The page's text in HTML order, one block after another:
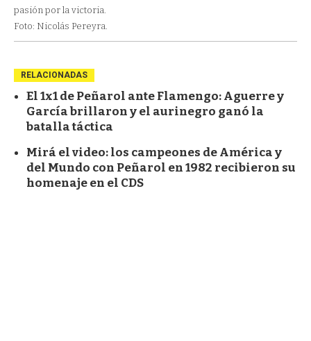
pasión por la victoria.
Foto: Nicolás Pereyra.
RELACIONADAS
El 1x1 de Peñarol ante Flamengo: Aguerre y
García brillaron y el aurinegro ganó la
batalla táctica
Mirá el video: los campeones de América y
del Mundo con Peñarol en 1982 recibieron su
homenaje en el CDS